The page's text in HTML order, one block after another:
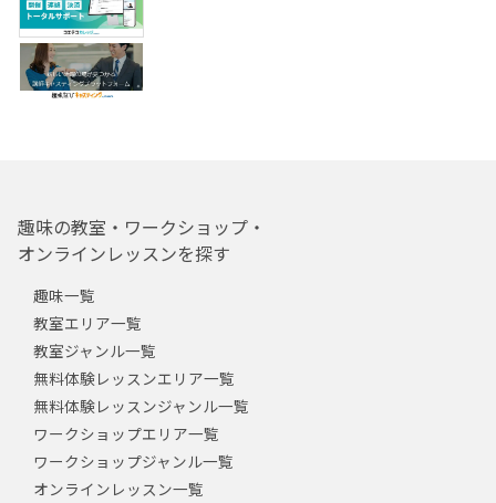
趣味の教室・ワークショップ・
オンラインレッスンを探す
趣味一覧
教室エリア一覧
教室ジャンル一覧
無料体験レッスンエリア一覧
無料体験レッスンジャンル一覧
ワークショップエリア一覧
ワークショップジャンル一覧
オンラインレッスン一覧